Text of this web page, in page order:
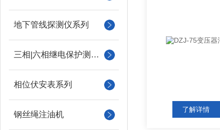
地下管线探测仪系列
三相|六相继电保护测试仪
相位伏安表系列
钢丝绳注油机
了解详情